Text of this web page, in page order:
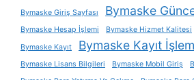
Bymaske Giriş Sayfası Bymaske
Bymaske Hesap İşlemi Bymaske Hizmet Kalitesi
Bymaske Kayıt
Bymaske Kayıt
Bymaske Lisans Bilgileri Bymaske Mobil Giriş